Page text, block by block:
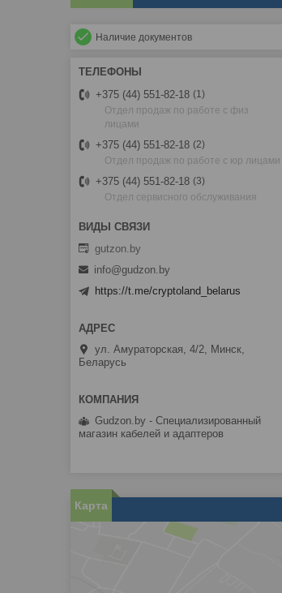
Наличие документов
+375 (44) 551-82-18
1
Отдел продаж по работе с физ
лицами
+375 (44) 551-82-18 2
Отдел продаж по работе с юр лицами
+375 (44) 551-82-18 3
Отдел сервисного обслуживания
gutzon.by
info@gudzon.by
https://t.me/cryptoland_belarus
ул. Амураторская, 4/2, Минск,
Беларусь
Gudzon.by - Специализированный
магазин кабелей и адаптеров
Карта